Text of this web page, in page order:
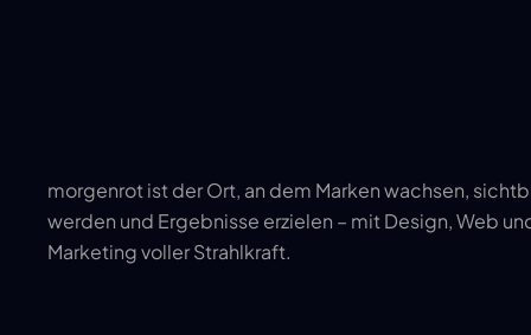
morgenrot ist der Ort, an dem Marken wachsen,
werden und Ergebnisse erzielen – mit Design, Web
Marketing voller Strahlkraft.